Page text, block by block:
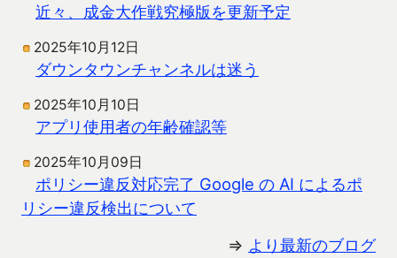
近々、成金大作戦究極版を更新予定
2025年10月12日
ダウンタウンチャンネルは迷う
2025年10月10日
アプリ使用者の年齢確認等
2025年10月09日
ポリシー違反対応完了 Google の AI によるポ
リシー違反検出について
⇒ より最新のブログ